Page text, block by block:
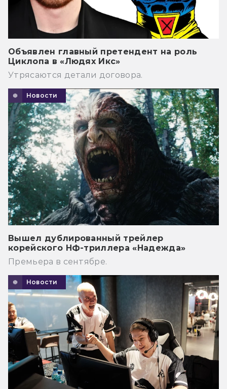
Объявлен главный претендент на роль
Циклопа в «Людях Икс»
Утрясаются детали договора.
Новости
Вышел дублированный трейлер
корейского НФ-триллера «Надежда»
Премьера в сентябре.
Новости